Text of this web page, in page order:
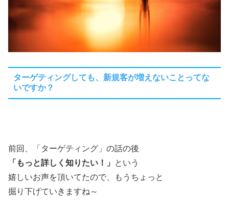
ターゲティングしても、新規客が増えないことってな
いですか？
前回、「ターゲティング」の話の後
「もっと詳しく知りたい！」
という
嬉しいお声を頂いてたので、もうちょっと
掘り下げていきますね～